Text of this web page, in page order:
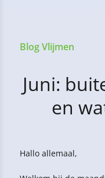
Blog Vlijmen
Juni:
en
Hallo allemaal,